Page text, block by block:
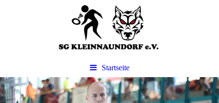
Startseite